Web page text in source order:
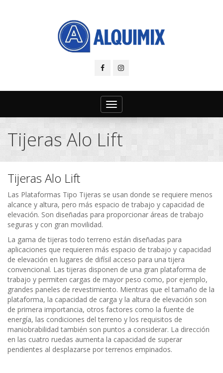
Toggle
navigation
Tijeras Alo Lift
Tijeras Alo Lift
Las Plataformas Tipo Tijeras se usan donde se requiere menos
alcance y altura, pero más espacio de trabajo y capacidad de
elevación. Son diseñadas para proporcionar áreas de trabajo
seguras y con gran movilidad.
La gama de tijeras todo terreno están diseñadas para
aplicaciones que requieren más espacio de trabajo y capacidad
de elevación en lugares de difísil acceso para una tijera
convencional. Las tijeras disponen de una gran plataforma de
trabajo y permiten cargas de mayor peso como, por ejemplo,
grandes paneles de revestimiento. Mientras que el tamaño de la
plataforma, la capacidad de carga y la altura de elevación son
de primera importancia, otros factores como la fuente de
energía, las condiciones del terreno y los requisitos de
maniobrabilidad también son puntos a considerar. La dirección
en las cuatro ruedas aumenta la capacidad de superar
pendientes al desplazarse por terrenos empinados.